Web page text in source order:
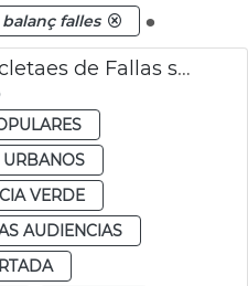
balanç falles
Nuevas fechas mascletaes de Fallas suspendidas por la lluvia
URBANOS
VERDE
AUDIENCIAS